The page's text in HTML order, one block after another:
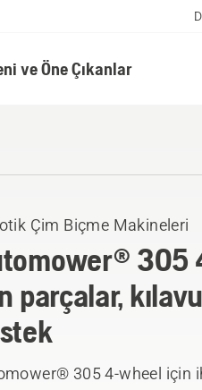
ve Öne Çıkanlar
Çim Biçme Makineleri
305
parçalar,
305 4-wheel için